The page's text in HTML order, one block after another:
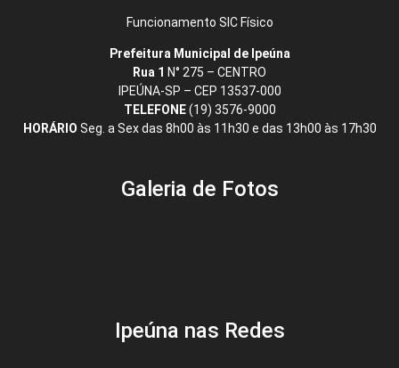
Funcionamento SIC Físico
Prefeitura Municipal de Ipeúna
Rua 1 N° 275 – CENTRO
IPEÚNA-SP – CEP 13537-000
TELEFONE(19) 3576-9000
HORÁRIO Seg. a Sex das 8h00 às 11h30 e das 13h00 às 17h30
Galeria de Fotos
Ipeúna nas Redes